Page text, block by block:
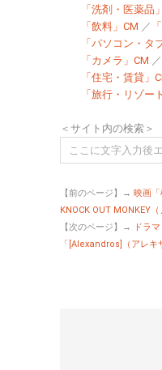
「洗剤・医薬品
「飲料」CM ／
「パソコン・タ
「カメラ」CM ／
「住宅・賃貸」
「旅行・リゾー
＜サイト内の検索＞
【前のページ】→ 映画
KNOCK OUT MONKEY
【次のページ】→
ドラ
「[Alexandros]（アレキ